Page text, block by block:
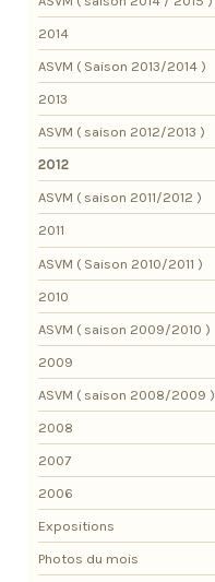
2014
ASVM ( Saison 2013/2014 )
2013
ASVM ( saison 2012/2013 )
2012
ASVM ( saison 2011/2012 )
2011
ASVM ( Saison 2010/2011 )
2010
ASVM ( saison 2009/2010 )
2009
ASVM ( saison 2008/2009 )
2008
2007
2006
Expositions
Photos du mois